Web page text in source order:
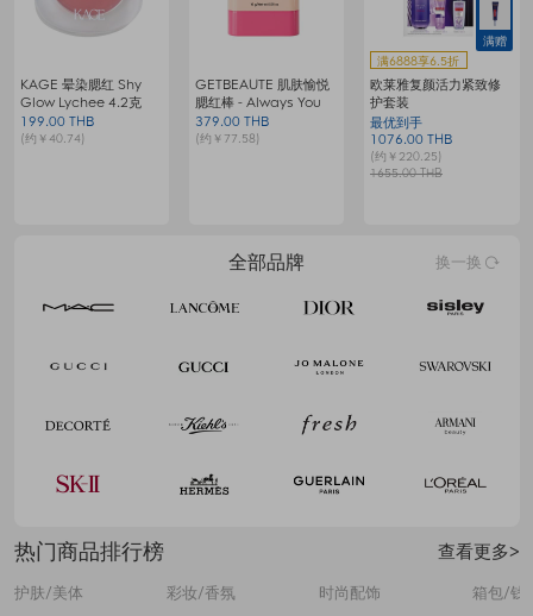
KAGE 晕染腮红 Shy
Glow Lychee 4.2克
199.00 THB
(约￥40.74)
GETBEAUTE 肌肤愉悦
腮红棒 - Always You
379.00 THB
(约￥77.58)
满赠
满6888享6.5折
欧莱雅复颜活力紧致修
护套装
最优到手
1076.00 THB
(约￥220.25)
1655.00 THB
全部品牌 换一换
热门商品排行榜 查看更多>
护肤/美体 彩妆/香氛 时尚配饰 箱包/钱